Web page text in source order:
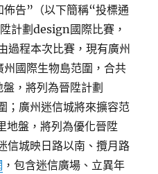
告”（以下簡稱“投標通
計劃design國際比賽，
過程本次比賽，現有廣州
國際生物島范圍，合共
盤，將列為晉陞計劃
；廣州迷信城將來擴容范
地盤，將列為優化晉陞
信城映日路以南、攬月路
，包含迷信廣場、立異年